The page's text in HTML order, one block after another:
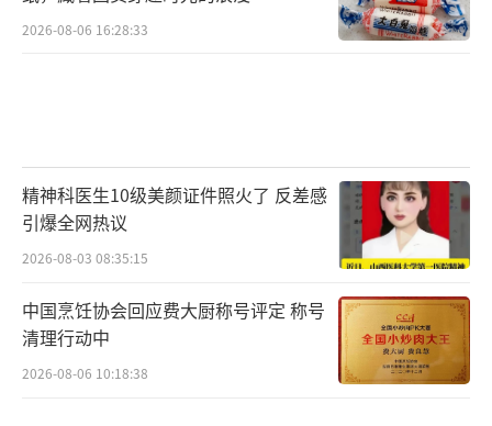
2026-08-06 16:28:33
精神科医生10级美颜证件照火了 反差感
引爆全网热议
2026-08-03 08:35:15
中国烹饪协会回应费大厨称号评定 称号
清理行动中
2026-08-06 10:18:38